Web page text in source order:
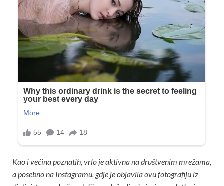
Kao i većina poznatih, vrlo je aktivna na društvenim mrežama,
a posebno na Instagramu, gdje je objavila ovu fotografiju iz